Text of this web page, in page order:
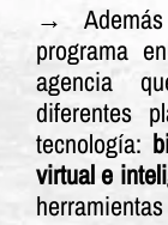
→
programa
agencia
diferentes
tecnología:
virtual e